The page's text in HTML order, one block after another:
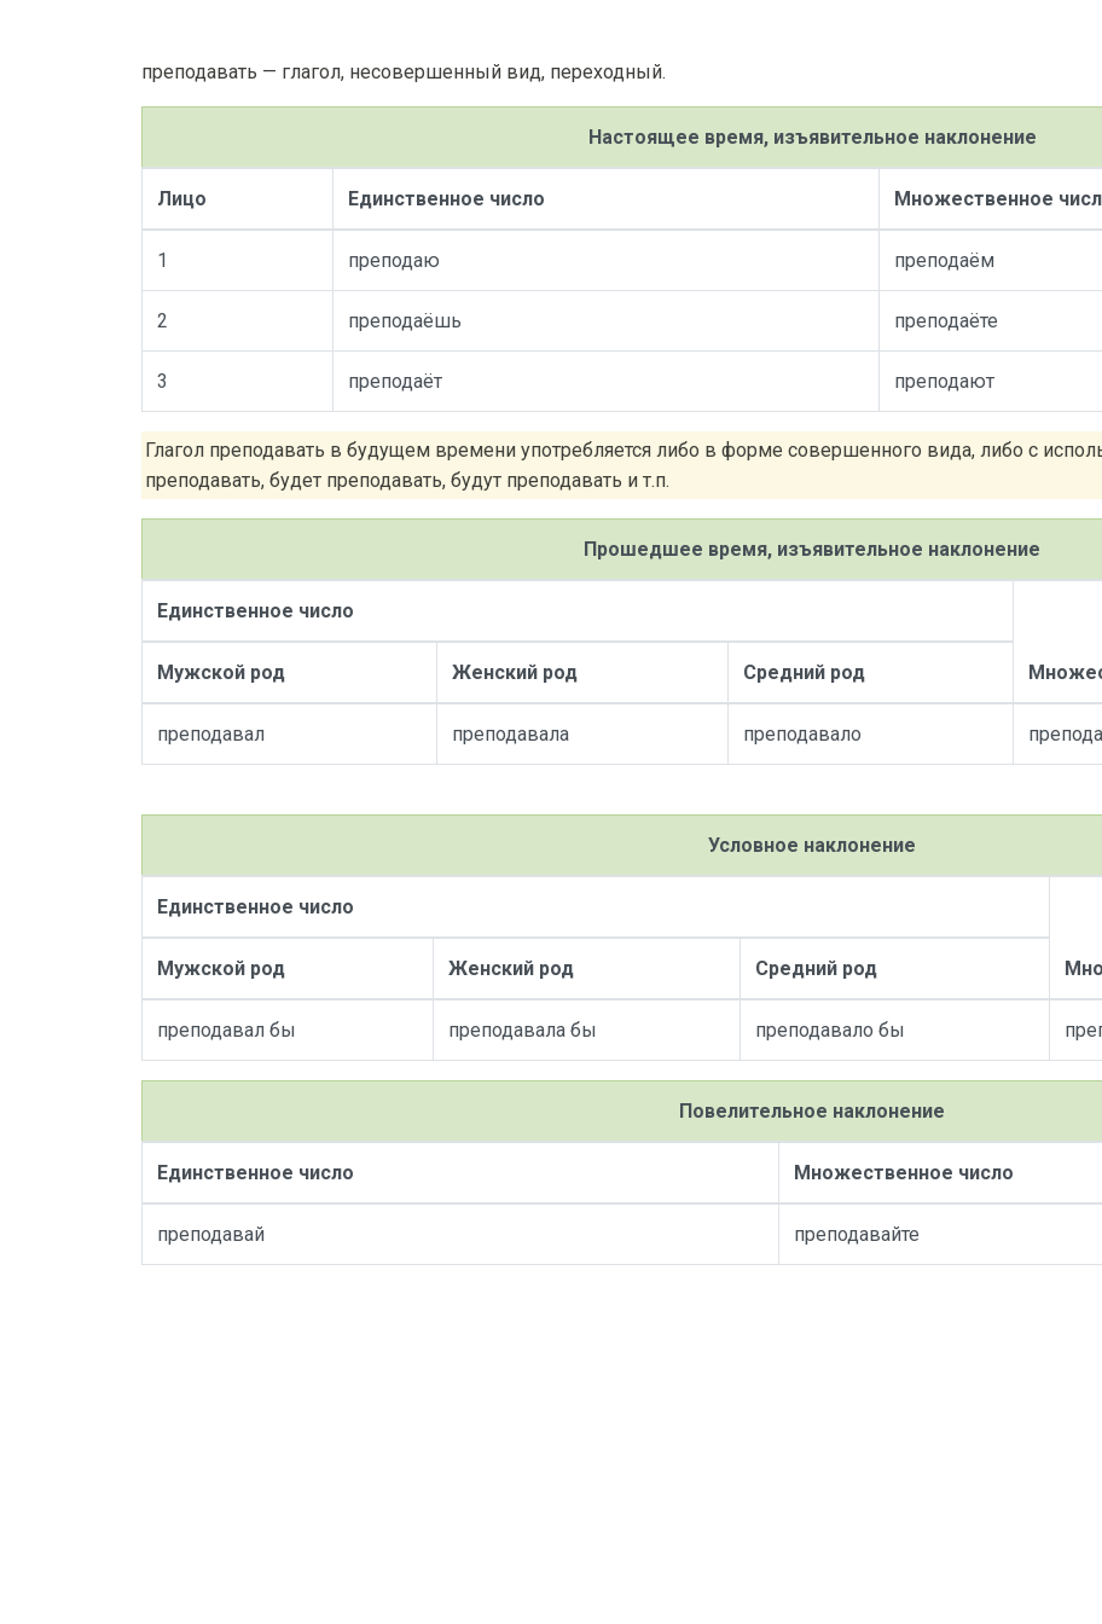
преподавать — глагол, несовершенный вид, переходный.
Настоящее время, изъявительное наклонение
Лицо Единственное число Множественное
1 преподаю преподаём
2 преподаёшь преподаёте
3 преподаёт преподают
Глагол преподавать в будущем времени употребляется либо в форме совершенного вида, либо с
преподавать, будет преподавать, будут преподавать и т.п.
Прошедшее время, изъявительное наклонение
Единственное число
Мужской род Женский род Средний род
преподавал преподавала преподавало
Условное наклонение
Единственное число
Мужской род Женский род Средний род
преподавал бы преподавала бы преподавало бы
Повелительное наклонение
Единственное число Множественное число
преподавай преподавайте